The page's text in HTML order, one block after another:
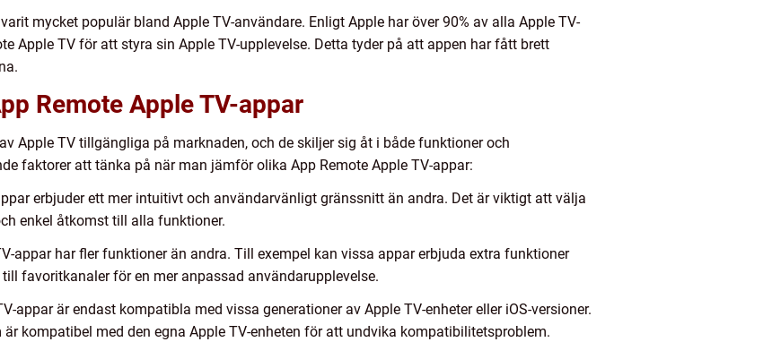
mycket populär bland Apple TV-användare. Enligt Apple har över 90% av alla Apple TV-
Apple TV för att styra sin Apple TV-upplevelse. Detta tyder på att appen har fått brett
Remote Apple TV-appar
Apple TV tillgängliga på marknaden, och de skiljer sig åt i både funktioner och
faktorer att tänka på när man jämför olika App Remote Apple TV-appar:
erbjuder ett mer intuitivt och användarvänligt gränssnitt än andra. Det är viktigt att välja
enkel åtkomst till alla funktioner.
appar har fler funktioner än andra. Till exempel kan vissa appar erbjuda extra funktioner
favoritkanaler för en mer anpassad användarupplevelse.
appar är endast kompatibla med vissa generationer av Apple TV-enheter eller iOS-versioner.
kompatibel med den egna Apple TV-enheten för att undvika kompatibilitetsproblem.